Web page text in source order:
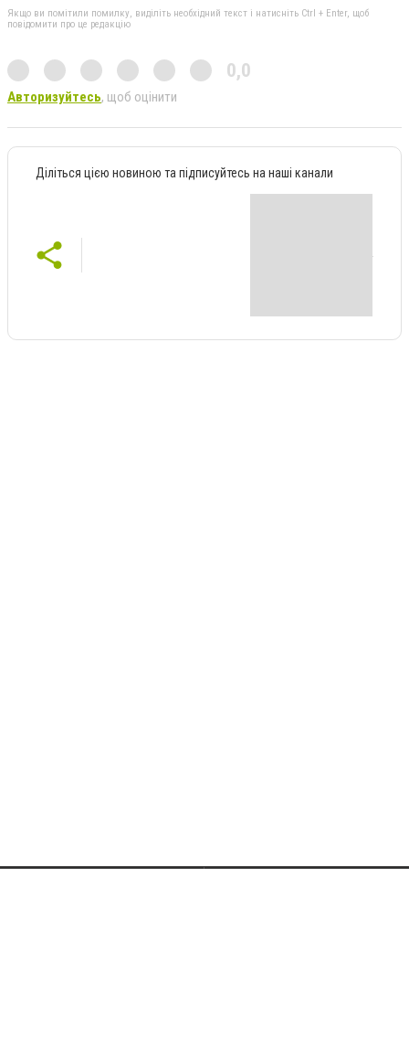
Якщо ви помітили помилку, виділіть необхідний текст і натисніть Ctrl + Enter, щоб
повідомити про це редакцію
0,0
Авторизуйтесь, щоб оцінити
Діліться цією новиною та підписуйтесь на наші канали